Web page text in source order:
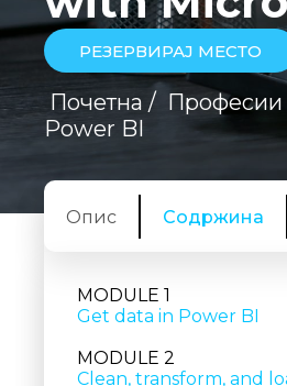
РЕЗЕРВИРАЈ МЕСТО
Почетна / Професии
Power BI
Опис Содржина
MODULE 1
Get data in Power BI
MODULE 2
Clean, transform, and